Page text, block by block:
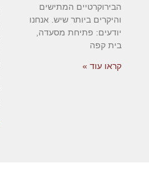
הבירוקרטיים המתישים
והיקרים ביותר שיש. אנחנו
יודעים: פתיחת מסעדה,
בית קפה
קראו עוד »